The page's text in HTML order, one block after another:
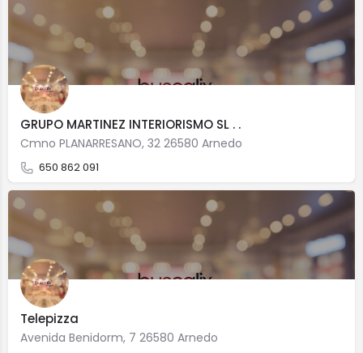
GRUPO MARTINEZ INTERIORISMO SL . .
Cmno PLANARRESANO, 32 26580 Arnedo
650 862 091
Telepizza
Avenida Benidorm, 7 26580 Arnedo